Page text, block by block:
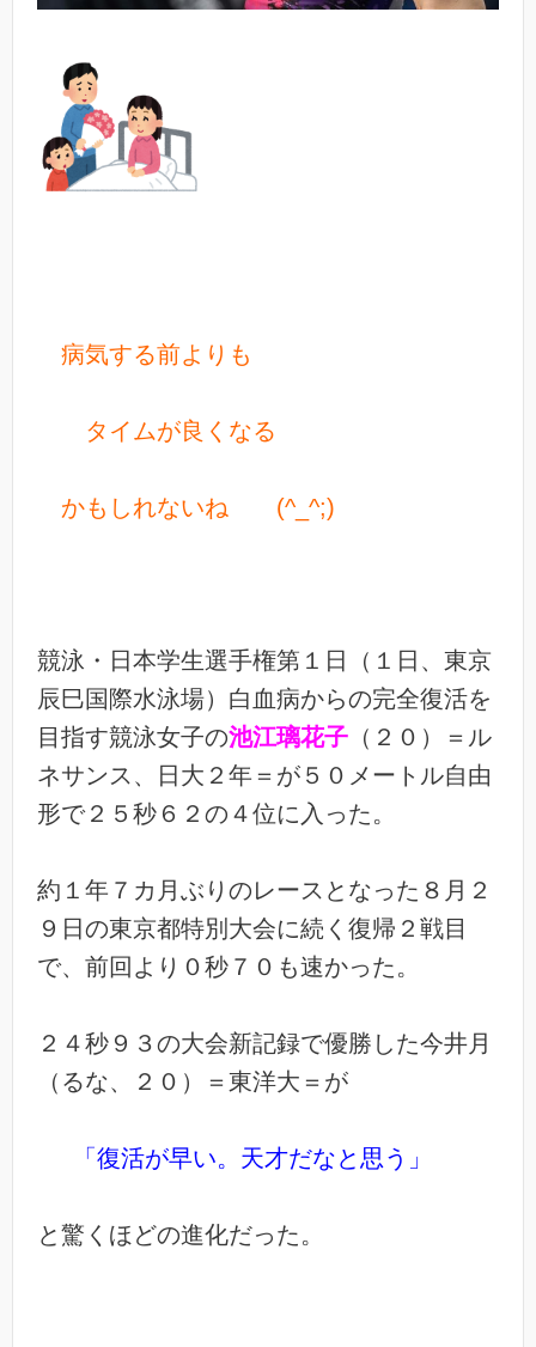
病気する前よりも
タイムが良くなる
かもしれないね (^_^;)
競泳・日本学生選手権第１日（１日、東京
辰巳国際水泳場）白血病からの完全復活を
目指す競泳女子の池江璃花子 （２０）＝ル
ネサンス、日大２年＝が５０メートル自由
形で２５秒６２の４位に入った。
約１年７カ月ぶりのレースとなった８月２
９日の東京都特別大会に続く復帰２戦目
で、前回より０秒７０も速かった。
２４秒９３の大会新記録で優勝した今井月
（るな、２０）＝東洋大＝が
「復活が早い。天才だなと思う」
と驚くほどの進化だった。